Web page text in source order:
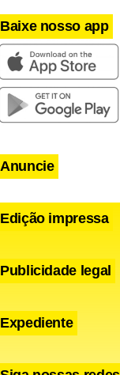
Baixe nosso app
Anuncie
Edição impressa
Publicidade legal
Expediente